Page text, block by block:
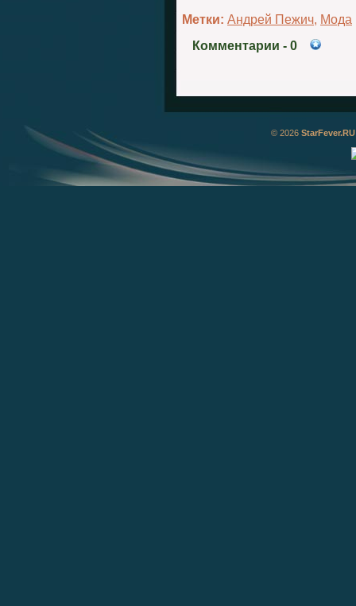
Метки: Андрей Пежич, Мода
Комментарии - 0
© 2026 StarFever.RU